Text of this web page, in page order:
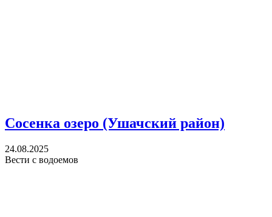
Сосенка озеро (Ушачский район)
24.08.2025
Вести с водоемов